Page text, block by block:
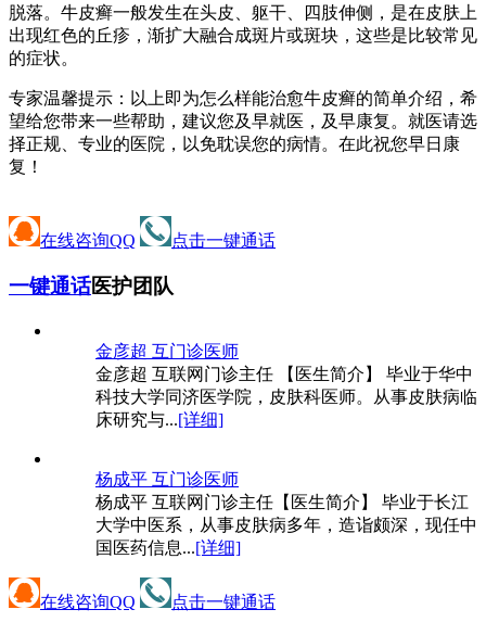
脱落。牛皮癣一般发生在头皮、躯干、四肢伸侧，是在皮肤上
出现红色的丘疹，渐扩大融合成斑片或斑块，这些是比较常见
的症状。
专家温馨提示：以上即为怎么样能治愈牛皮癣的简单介绍，希
望给您带来一些帮助，建议您及早就医，及早康复。就医请选
择正规、专业的医院，以免耽误您的病情。在此祝您早日康
复！
在线咨询QQ 点击一键通话
一键通话医护团队
金彦超 互门诊医师
金彦超 互联网门诊主任 【医生简介】 毕业于华中
科技大学同济医学院，皮肤科医师。从事皮肤病临
床研究与...[详细]
杨成平 互门诊医师
杨成平 互联网门诊主任【医生简介】 毕业于长江
大学中医系，从事皮肤病多年，造诣颇深，现任中
国医药信息...[详细]
在线咨询QQ 点击一键通话